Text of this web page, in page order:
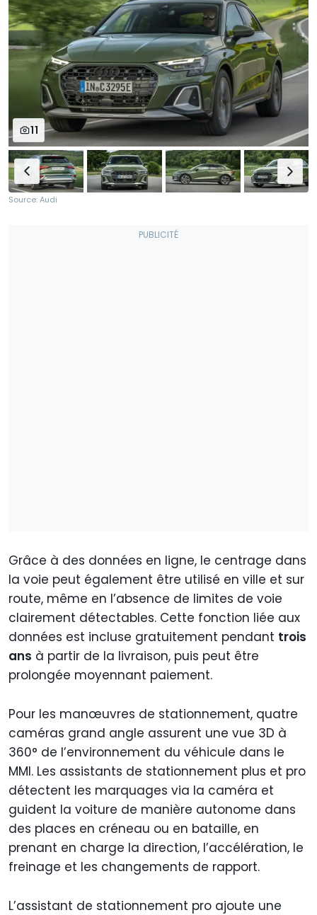
11
Source: Audi
Grâce à des données en ligne, le centrage dans
la voie peut également être utilisé en ville et sur
route, même en l’absence de limites de voie
clairement détectables. Cette fonction liée aux
données est incluse gratuitement pendant trois
ans à partir de la livraison, puis peut être
prolongée moyennant paiement.
Pour les manœuvres de stationnement, quatre
caméras grand angle assurent une vue 3D à
360° de l’environnement du véhicule dans le
MMI. Les assistants de stationnement plus et pro
détectent les marquages via la caméra et
guident la voiture de manière autonome dans
des places en créneau ou en bataille, en
prenant en charge la direction, l’accélération, le
freinage et les changements de rapport.
L’assistant de stationnement pro ajoute une